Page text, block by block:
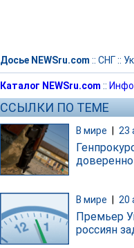
Досье NEWSru.com :: СНГ::
Каталог NEWSru.com ::
ССЫЛКИ ПО ТЕМЕ
В мире 23
В мире 20
Премьер
россиян